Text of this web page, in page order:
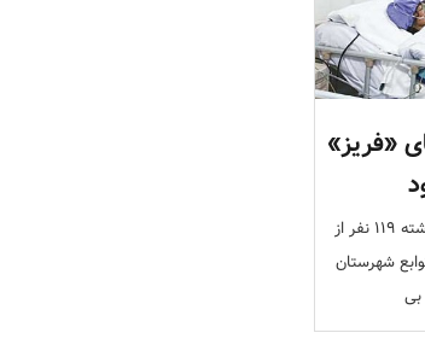
«فریز»
به گزارش خبرنگار مهر، مسمومیت غذایی روز گذشته ۱۱۹ نفر از
شهرستان